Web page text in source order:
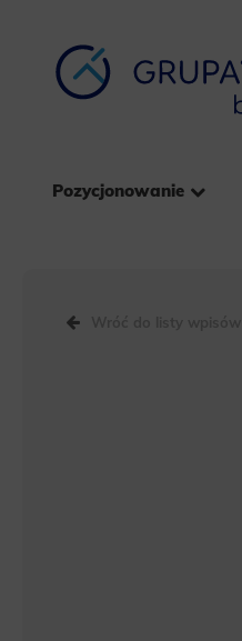
Pozycjonowanie